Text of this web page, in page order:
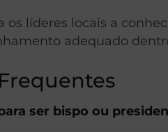
os líderes locais a
adequado
ser bispo ou